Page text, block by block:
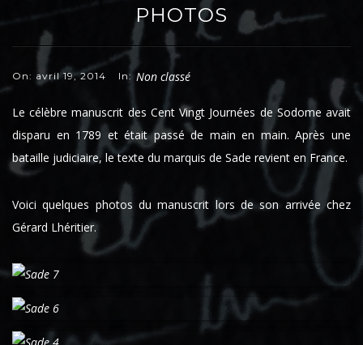
PHOTOS
On: avril 19, 2014 In: Non classé
Le célèbre manuscrit des Cent Vingt Journées de Sodome avait
disparu en 1789 et était passé de main en main. Après une
bataille judiciaire, le texte du marquis de Sade revient en France.
Voici quelques photos du manuscrit lors de son arrivée chez
Gérard Lhéritier.